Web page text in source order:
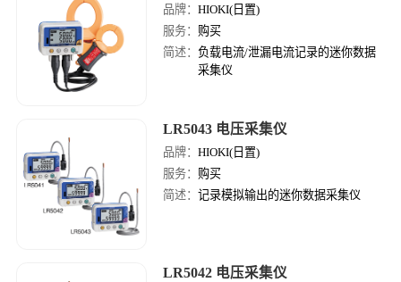
品牌：HIOKI(日置)
服务： 购买
简述：负载电流/泄漏电流记录的迷你数据
采集仪
LR5043 电压采集仪
品牌：HIOKI(日置)
服务： 购买
简述：记录模拟输出的迷你数据采集仪
LR5042 电压采集仪